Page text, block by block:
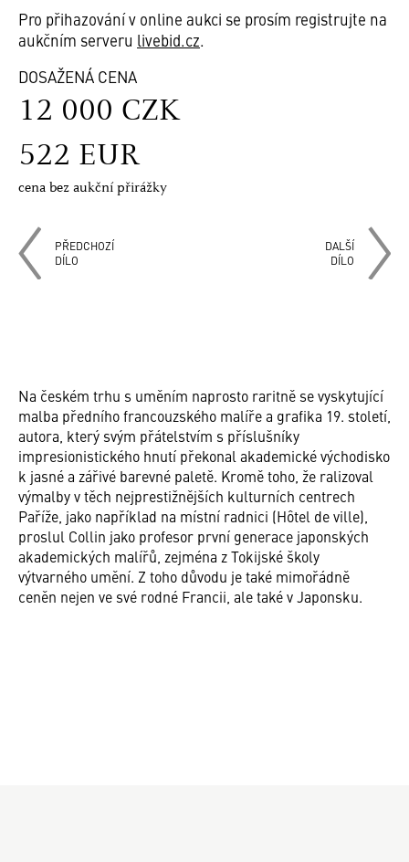
Pro přihazování v online aukci se prosím registrujte na
aukčním serveru livebid.cz.
DOSAŽENÁ CENA
12 000 CZK
522 EUR
cena bez aukční přirážky
PŘEDCHOZÍ
DÍLO
DALŠÍ
DÍLO
Na českém trhu s uměním naprosto raritně se vyskytující
malba předního francouzského malíře a grafika 19. století,
autora, který svým přátelstvím s příslušníky
impresionistického hnutí překonal akademické východisko
k jasné a zářivé barevné paletě. Kromě toho, že ralizoval
výmalby v těch nejprestižnějších kulturních centrech
Paříže, jako například na místní radnici (Hôtel de ville),
proslul Collin jako profesor první generace japonských
akademických malířů, zejména z Tokijské školy
výtvarného umění. Z toho důvodu je také mimořádně
ceněn nejen ve své rodné Francii, ale také v Japonsku.